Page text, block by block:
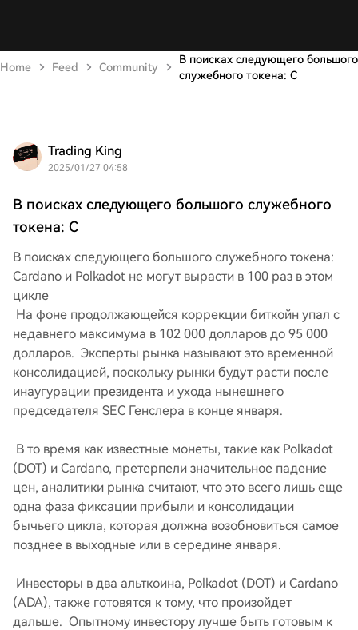
Home Feed Community
В поисках следующего большого
служебного токена: C
Trading King
2025/01/27 04:58
В поисках следующего большого служебного
токена: C
В поисках следующего большого служебного токена:
Cardano и Polkadot не могут вырасти в 100 раз в этом
цикле
На фоне продолжающейся коррекции биткойн упал с
недавнего максимума в 102 000 долларов до 95 000
долларов. Эксперты рынка называют это временной
консолидацией, поскольку рынки будут расти после
инаугурации президента и ухода нынешнего
председателя SEC Генслера в конце января.
В то время как известные монеты, такие как Polkadot
(DOT) и Cardano, претерпели значительное падение
цен, аналитики рынка считают, что это всего лишь еще
одна фаза фиксации прибыли и консолидации
бычьего цикла, которая должна возобновиться самое
позднее в выходные или в середине января.
Инвесторы в два альткоина, Polkadot (DOT) и Cardano
(ADA), также готовятся к тому, что произойдет
дальше. Опытному инвестору лучше быть готовым к